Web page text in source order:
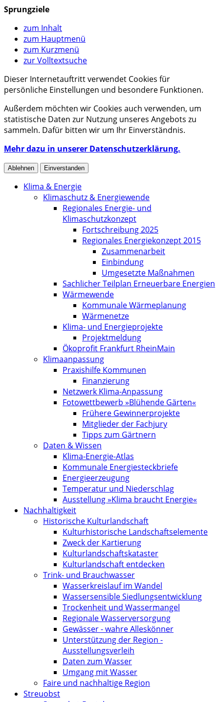
Sprungziele
zum Inhalt
zum Hauptmenü
zum Kurzmenü
zur Volltextsuche
Dieser Internetauftritt verwendet Cookies für
persönliche Einstellungen und besondere Funktionen.
Außerdem möchten wir Cookies auch verwenden, um
statistische Daten zur Nutzung unseres Angebots zu
sammeln. Dafür bitten wir um Ihr Einverständnis.
Mehr dazu in unserer Datenschutzerklärung.
Ablehnen Einverstanden
Klima & Energie
Klimaschutz & Energiewende
Regionales Energie- und
Klimaschutzkonzept
Fortschreibung 2025
Regionales Energiekonzept 2015
Zusammenarbeit
Einbindung
Umgesetzte Maßnahmen
Sachlicher Teilplan Erneuerbare Energien
Wärmewende
Kommunale Wärmeplanung
Wärmenetze
Klima- und Energieprojekte
Projektmeldung
Ökoprofit Frankfurt RheinMain
Klimaanpassung
Praxishilfe Kommunen
Finanzierung
Netzwerk Klima-Anpassung
Fotowettbewerb »Blühende Gärten«
Frühere Gewinnerprojekte
Mitglieder der Fachjury
Tipps zum Gärtnern
Daten & Wissen
Klima-Energie-Atlas
Kommunale Energiesteckbriefe
Energieerzeugung
Temperatur und Niederschlag
Ausstellung »Klima braucht Energie«
Nachhaltigkeit
Historische Kulturlandschaft
Kultur­historische Landschafts­elemente
Zweck der Kartierung
Kultur­landschafts­kataster
Kulturlandschaft entdecken
Trink- und Brauchwasser
Wasserkreislauf im Wandel
Wassersensible Siedlungsentwicklung
Trockenheit und Wassermangel
Regionale Wasserversorgung
Gewässer - wahre Alleskönner
Unterstützung der Region -
Ausstellungsverleih
Daten zum Wasser
Umgang mit Wasser
Faire und nachhaltige Region
Streuobst